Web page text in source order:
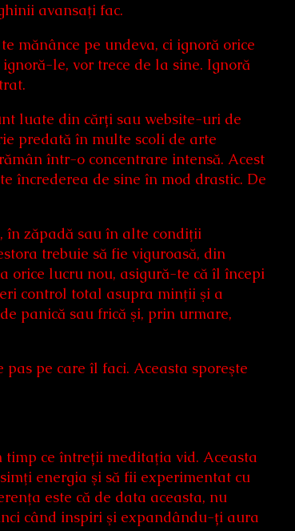
avansaţi fac.
mănânce pe undeva, ci ignoră orice
le, vor trece de la sine. Ignoră
luate din cărți sau website-uri de
predată în multe scoli de arte
într-o concentrare intensă. Acest
încrederea de sine în mod drastic. De
în zăpadă sau în alte condiţii
trebuie să fie viguroasă, din
orice lucru nou, asigură-te că îl începi
control total asupra minţii şi a
panică sau frică şi, prin urmare,
pe care îl faci. Aceasta sporeşte
ce întreții meditaţia vid. Aceasta
energia şi să fii experimentat cu
este că de data aceasta, nu
când inspiri şi expandându-ți aura